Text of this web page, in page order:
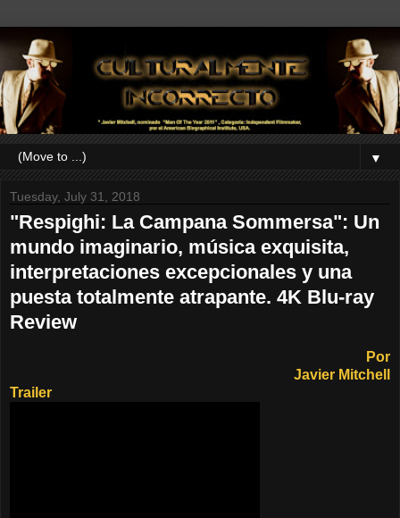
▼
Tuesday, July 31, 2018
"Respighi: La Campana Sommersa": Un
mundo imaginario, música exquisita,
interpretaciones excepcionales y una
puesta totalmente atrapante. 4K Blu-ray
Review
Por
Javier Mitchell
Trailer